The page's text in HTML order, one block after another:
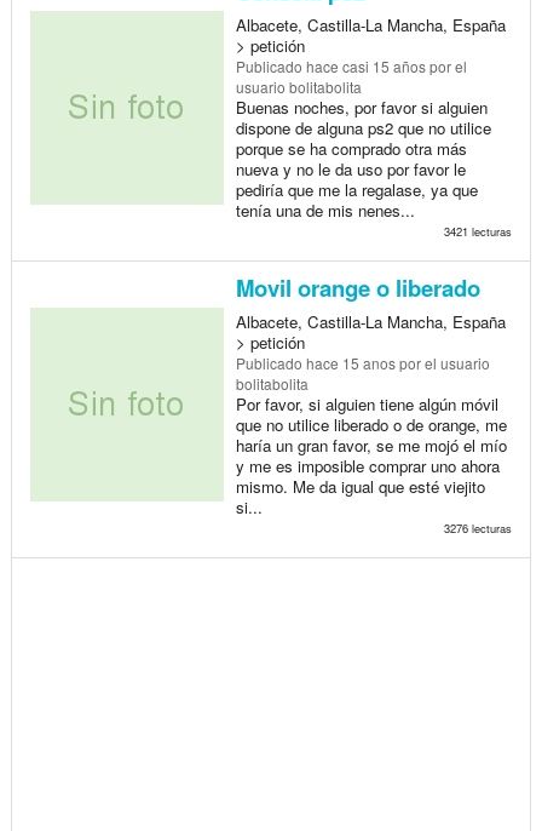
Albacete, Castilla-La Mancha, España
> petición
Publicado hace casi 15 añospor el
usuario bolitabolita
Buenas noches, por favor si alguien
dispone de alguna ps2 que no utilice
porque se ha comprado otra más
nueva y no le da uso por favor le
pediría que me la regalase, ya que
tenía una de mis nenes...
3421 lecturas
Movil orange o liberado
Albacete, Castilla-La Mancha, España
> petición
Publicado hace 15 anospor el usuario
bolitabolita
Por favor, si alguien tiene algún móvil
que no utilice liberado o de orange, me
haría un gran favor, se me mojó el mío
y me es imposible comprar uno ahora
mismo. Me da igual que esté viejito
si...
3276 lecturas